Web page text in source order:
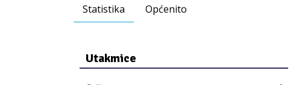
Statistika Općenito
Utakmice